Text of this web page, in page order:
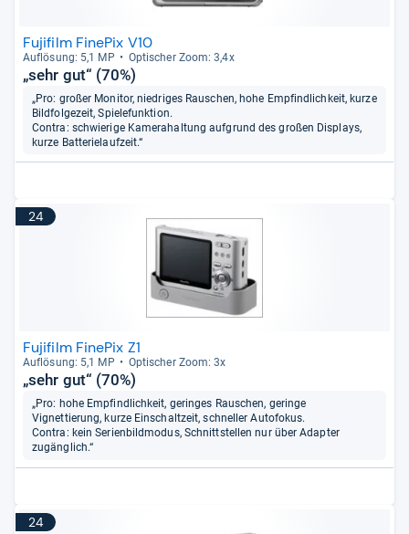
Fujifilm FinePix V10
Auf­lö­sung: 5,1 MP Opti­scher Zoom: 3,4x
„sehr gut“ (70%)
„Pro: großer Monitor, niedriges Rauschen, hohe Empfindlichkeit, kurze
Bildfolgezeit, Spielefunktion.
Contra: schwierige Kamerahaltung aufgrund des großen Displays,
kurze Batterielaufzeit.“
24
Fujifilm FinePix Z1
Auf­lö­sung: 5,1 MP Opti­scher Zoom: 3x
„sehr gut“ (70%)
„Pro: hohe Empfindlichkeit, geringes Rauschen, geringe
Vignettierung, kurze Einschaltzeit, schneller Autofokus.
Contra: kein Serienbildmodus, Schnittstellen nur über Adapter
zugänglich.“
24